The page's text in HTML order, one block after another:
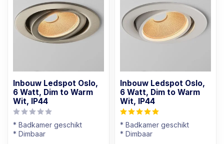
Inbouw Ledspot Oslo,
6 Watt, Dim to Warm
Wit, IP44
* Badkamer geschikt
* Dimbaar
Inbouw Ledspot Oslo,
6 Watt, Dim to Warm
Wit, IP44
* Badkamer geschikt
* Dimbaar